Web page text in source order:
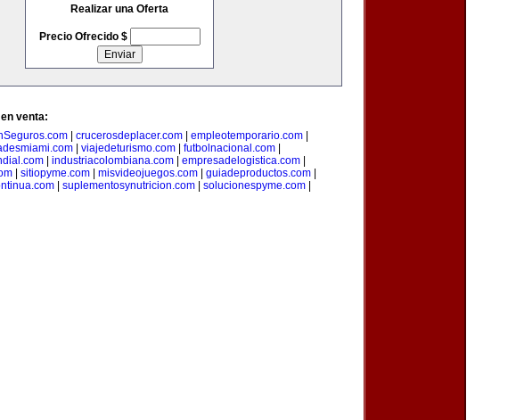
Realizar una Oferta
Precio Ofrecido $
venta:
| crucerosdeplacer.com| empleotemporario.com|
| viajedeturismo.com| futbolnacional.com|
industriacolombiana.com empresadelogistica.com
sitiopyme.com misvideojuegos.com guiadeproductos.com
suplementosynutricion.com solucionespyme.com